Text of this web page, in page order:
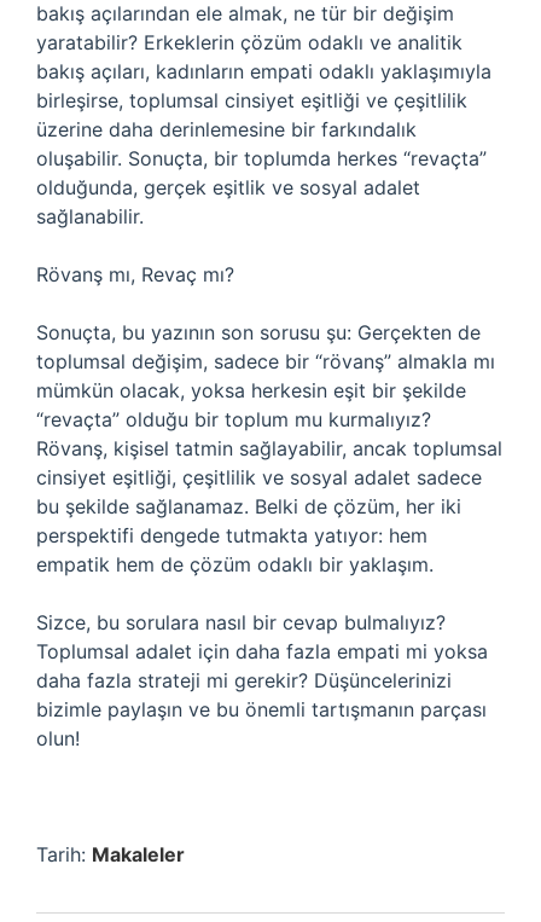
bakış açılarından ele almak, ne tür bir değişim
yaratabilir? Erkeklerin çözüm odaklı ve analitik
bakış açıları, kadınların empati odaklı yaklaşımıyla
birleşirse, toplumsal cinsiyet eşitliği ve çeşitlilik
üzerine daha derinlemesine bir farkındalık
oluşabilir. Sonuçta, bir toplumda herkes “revaçta”
olduğunda, gerçek eşitlik ve sosyal adalet
sağlanabilir.
Rövanş mı, Revaç mı?
Sonuçta, bu yazının son sorusu şu: Gerçekten de
toplumsal değişim, sadece bir “rövanş” almakla mı
mümkün olacak, yoksa herkesin eşit bir şekilde
“revaçta” olduğu bir toplum mu kurmalıyız?
Rövanş, kişisel tatmin sağlayabilir, ancak toplumsal
cinsiyet eşitliği, çeşitlilik ve sosyal adalet sadece
bu şekilde sağlanamaz. Belki de çözüm, her iki
perspektifi dengede tutmakta yatıyor: hem
empatik hem de çözüm odaklı bir yaklaşım.
Sizce, bu sorulara nasıl bir cevap bulmalıyız?
Toplumsal adalet için daha fazla empati mi yoksa
daha fazla strateji mi gerekir? Düşüncelerinizi
bizimle paylaşın ve bu önemli tartışmanın parçası
olun!
Tarih: Makaleler